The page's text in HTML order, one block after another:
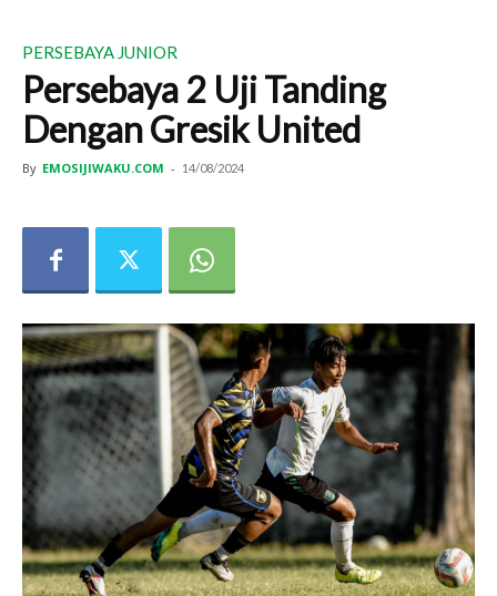
PERSEBAYA JUNIOR
Persebaya 2 Uji Tanding
Dengan Gresik United
By EMOSIJIWAKU.COM - 14/08/2024